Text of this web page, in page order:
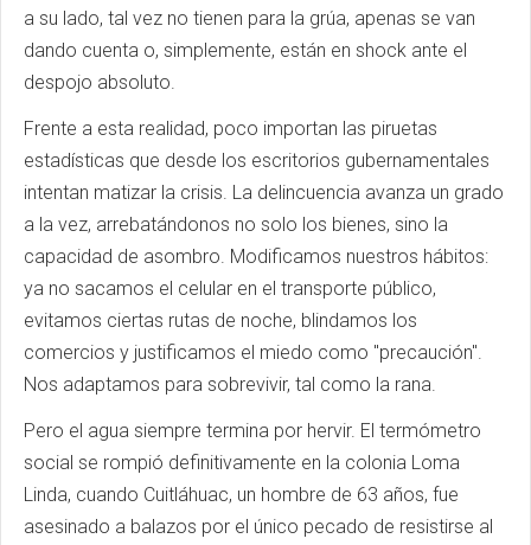
a su lado, tal vez no tienen para la grúa, apenas se van
dando cuenta o, simplemente, están en shock ante el
despojo absoluto.
Frente a esta realidad, poco importan las piruetas
estadísticas que desde los escritorios gubernamentales
intentan matizar la crisis. La delincuencia avanza un grado
a la vez, arrebatándonos no solo los bienes, sino la
capacidad de asombro. Modificamos nuestros hábitos:
ya no sacamos el celular en el transporte público,
evitamos ciertas rutas de noche, blindamos los
comercios y justificamos el miedo como "precaución".
Nos adaptamos para sobrevivir, tal como la rana.
Pero el agua siempre termina por hervir. El termómetro
social se rompió definitivamente en la colonia Loma
Linda, cuando Cuitláhuac, un hombre de 63 años, fue
asesinado a balazos por el único pecado de resistirse al